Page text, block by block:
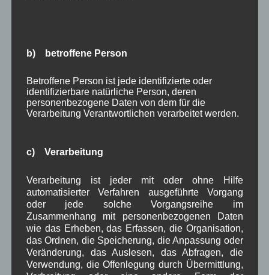
November 2024(14)
September 2024(8)
August 2024(2)
Juli 2024(9)
Juni 2024(4)
März 2024(4)
Januar 2024(5)
Dezember 2023(8)
November 2023(5)
Oktober 2023(8)
September 2023(8)
August 2023(4)
Juli 2023(8)
Juni 2023(7)
b) betroffene Person
Betroffene Person ist jede identifizierte oder
identifizierbare natürliche Person, deren
personenbezogene Daten von dem für die
Verarbeitung Verantwortlichen verarbeitet werden.
c) Verarbeitung
Verarbeitung ist jeder mit oder ohne Hilfe
automatisierter Verfahren ausgeführte Vorgang
oder jede solche Vorgangsreihe im
Zusammenhang mit personenbezogenen Daten
wie das Erheben, das Erfassen, die Organisation,
das Ordnen, die Speicherung, die Anpassung oder
Veränderung, das Auslesen, das Abfragen, die
Verwendung, die Offenlegung durch Übermittlung,